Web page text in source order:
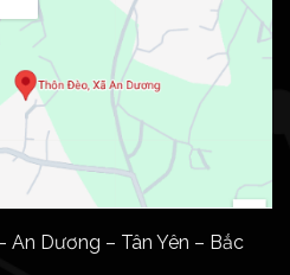
Dương – Tân Yên – Bắc